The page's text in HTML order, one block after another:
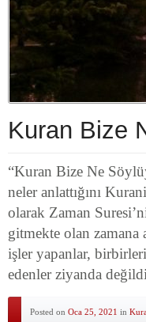
Kuran Bize
“Kuran Bize Ne
neler anlattığını
olarak Zaman
gitmekte olan
işler yapanlar,
edenler ziyanda
Posted on Oca 25, 2021 in